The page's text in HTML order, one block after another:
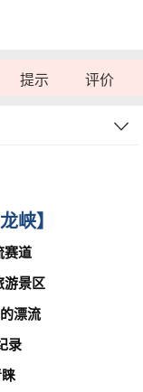
提示 评价
峡】
赛道
景区
漂流
录